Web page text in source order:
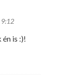
9:12
is :)!